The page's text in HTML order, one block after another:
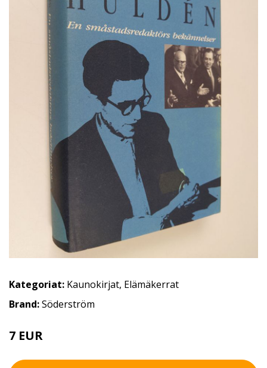
Kategoriat: Kaunokirjat, Elämäkerrat
Brand:Söderström
7 EUR